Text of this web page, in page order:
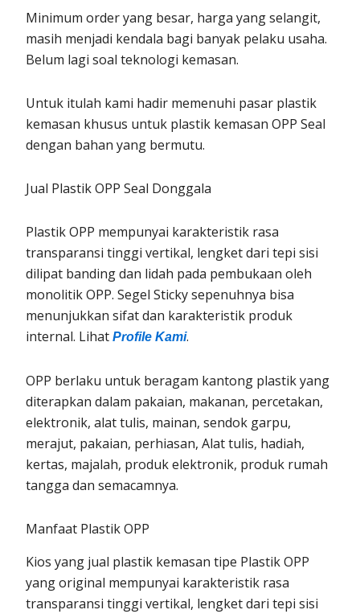
Minimum order yang besar, harga yang selangit,
masih menjadi kendala bagi banyak pelaku usaha.
Belum lagi soal teknologi kemasan.
Untuk itulah kami hadir memenuhi pasar plastik
kemasan khusus untuk plastik kemasan OPP Seal
dengan bahan yang bermutu.
Jual Plastik OPP Seal Donggala
Plastik OPP mempunyai karakteristik rasa
transparansi tinggi vertikal, lengket dari tepi sisi
dilipat banding dan lidah pada pembukaan oleh
monolitik OPP. Segel Sticky sepenuhnya bisa
menunjukkan sifat dan karakteristik produk
internal. LihatProfile Kami.
OPP berlaku untuk beragam kantong plastik yang
diterapkan dalam pakaian, makanan, percetakan,
elektronik, alat tulis, mainan, sendok garpu,
merajut, pakaian, perhiasan, Alat tulis, hadiah,
kertas, majalah, produk elektronik, produk rumah
tangga dan semacamnya.
Manfaat Plastik OPP
Kios yang jual plastik kemasan tipe Plastik OPP
yang original mempunyai karakteristik rasa
transparansi tinggi vertikal, lengket dari tepi sisi